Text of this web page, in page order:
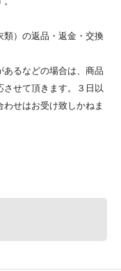
）の返品・返金・交換
るなどの場合は、商品
せて頂きます。３日以
せはお受け致しかねま